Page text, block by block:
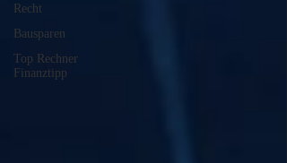
Recht
Bausparen
Top Rechner
Finanztipp